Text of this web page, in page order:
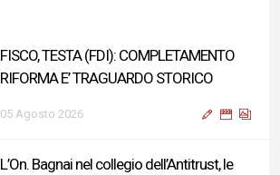
FISCO, TESTA (FDI): COMPLETAMENTO
RIFORMA E’ TRAGUARDO STORICO
05 Agosto 2026
L’On. Bagnai nel collegio dell’Antitrust, le